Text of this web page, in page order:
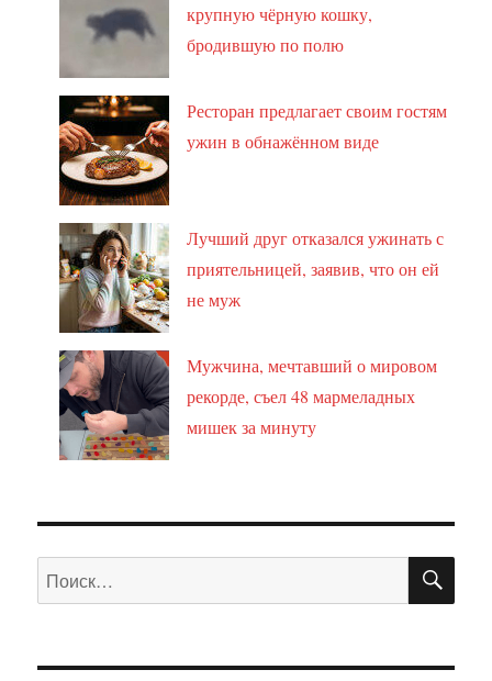
крупную чёрную кошку,
бродившую по полю
Ресторан предлагает своим гостям
ужин в обнажённом виде
Лучший друг отказался ужинать с
приятельницей, заявив, что он ей
не муж
Мужчина, мечтавший о мировом
рекорде, съел 48 мармеладных
мишек за минуту
Искать: